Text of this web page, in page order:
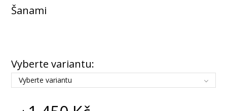
Šanami
Vyberte variantu:
Vyberte variantu